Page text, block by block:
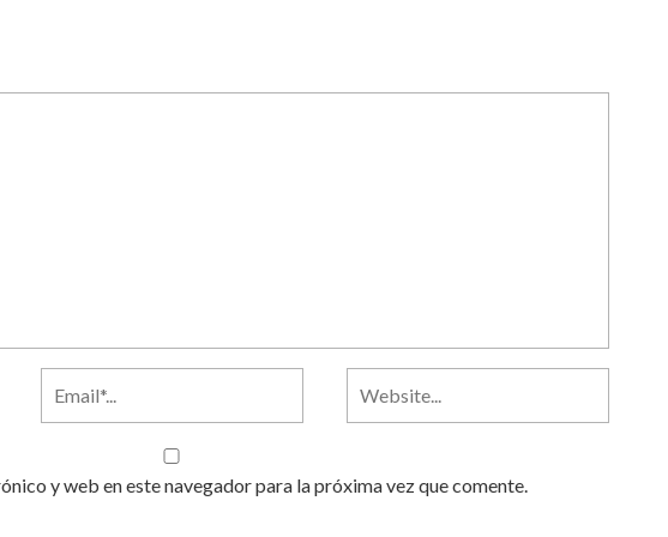
y web en este navegador para la próxima vez que comente.